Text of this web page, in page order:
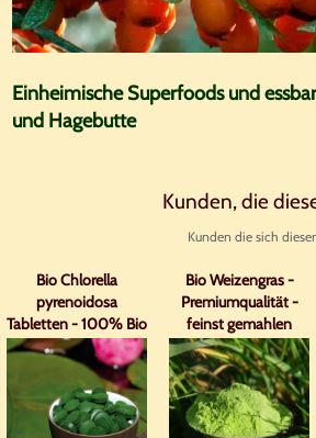
Einheimische Superfoods und
und Hagebutte
Kunden, die
Kunden die sich
Bio Chlorella
pyrenoidosa
Tabletten - 100% Bio
mit Analyse
Bio Weizengras -
Premiumqualität -
feinst gemahlen